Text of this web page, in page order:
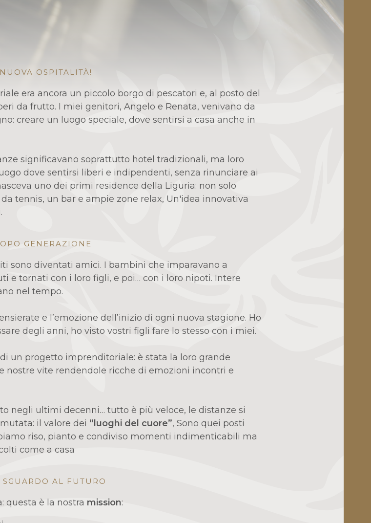
OSPITALITÀ!
era ancora un piccolo borgo di pescatori e, al posto del
da frutto. I miei genitori, Angelo e Renata, venivano da
creare un luogo speciale, dove sentirsi a casa anche in
significavano soprattutto hotel tradizionali, ma loro
dove sentirsi liberi e indipendenti, senza rinunciare ai
uno dei primi residence della Liguria: non solo
tennis, un bar e ampie zone relax, Un'idea innovativa
GENERAZIONE
sono diventati amici. I bambini che imparavano a
e tornati con i loro figli, e poi… con i loro nipoti. Intere
nel tempo.
e l’emozione dell’inizio di ogni nuova stagione. Ho
degli anni, ho visto vostri figli fare lo stesso con i miei.
un progetto imprenditoriale: è stata la loro grande
nostre vite rendendole ricche di emozioni incontri e
negli ultimi decenni… tutto è più veloce, le distanze si
il valore dei “luoghi del cuore”, Sono quei posti
riso, pianto e condiviso momenti indimenticabili ma
come a casa
AL FUTURO
questa è la nostra mission: